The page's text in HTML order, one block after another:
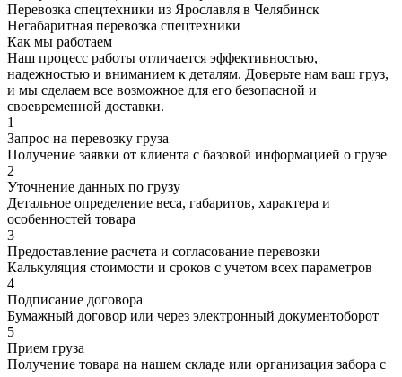
Перевозка спецтехники из Ярославля в Челябинск
Негабаритная перевозка спецтехники
Как мы работаем
Наш процесс работы отличается эффективностью,
надежностью и вниманием к деталям. Доверьте нам ваш груз,
и мы сделаем все возможное для его безопасной и
своевременной доставки.
1
Запрос на перевозку груза
Получение заявки от клиента с базовой информацией о грузе
2
Уточнение данных по грузу
Детальное определение веса, габаритов, характера и
особенностей товара
3
Предоставление расчета и согласование перевозки
Калькуляция стоимости и сроков с учетом всех параметров
4
Подписание договора
Бумажный договор или через электронный документоборот
5
Прием груза
Получение товара на нашем складе или организация забора с